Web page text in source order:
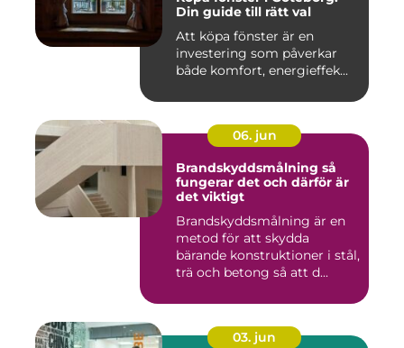
Din guide till rätt val
Att köpa fönster är en
investering som påverkar
både komfort, energieffek...
06. jun
Brandskyddsmålning så
fungerar det och därför är
det viktigt
Brandskyddsmålning är en
metod för att skydda
bärande konstruktioner i stål,
trä och betong så att d...
03. jun